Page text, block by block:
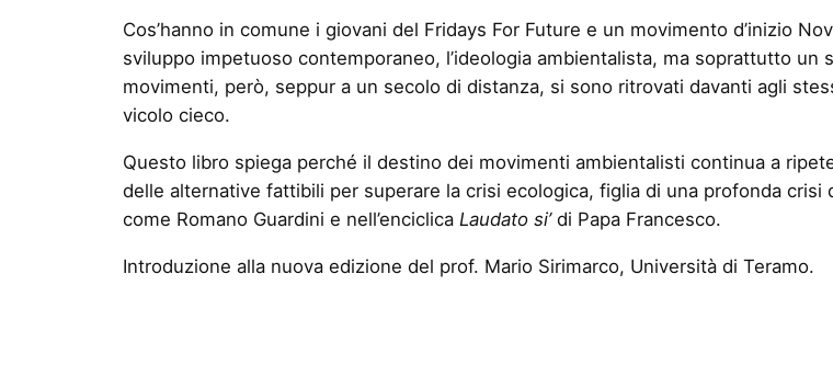
Cos’hanno in comune i giovani del Fridays For Future e un movimento d’inizio
sviluppo impetuoso contemporaneo, l’ideologia ambientalista, ma soprattutto un
movimenti, però, seppur a un secolo di distanza, si sono ritrovati davanti agli
vicolo cieco.
Questo libro spiega perché il destino dei movimenti ambientalisti continua a
delle alternative fattibili per superare la crisi ecologica, figlia di una profonda crisi
come Romano Guardini e nell’enciclica Laudato si’di Papa Francesco.
Introduzione alla nuova edizione del prof. Mario Sirimarco, Università di Teramo.